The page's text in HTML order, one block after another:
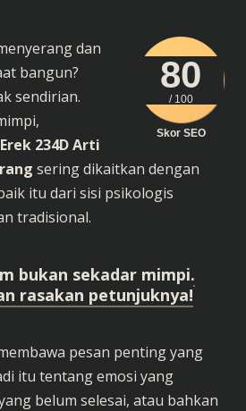
80
/ 100
Skor SEO
dan
bangun?
sendirian.
234D Arti
sering dikaitkan dengan
itu dari sisi psikologis
tradisional.
bukan sekadar mimpi.
rasakan petunjuknya!
pesan penting yang
itu tentang emosi yang
belum selesai, atau bahkan